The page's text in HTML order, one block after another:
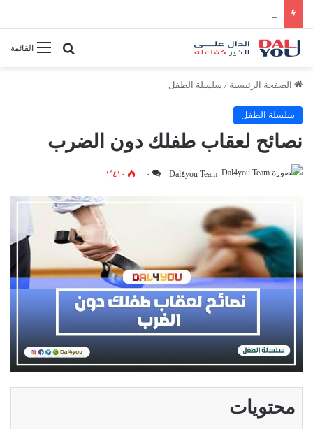
القائمةبحث عن
الصفحة الرئيسية / سلسلة الطفل
سلسلة الطفل
نصائح لعقاب طفلك دون الضرب
Dal٤you Team ٠ ١٬٤١٠
محتويات